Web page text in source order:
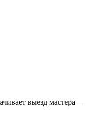
выезд мастера —